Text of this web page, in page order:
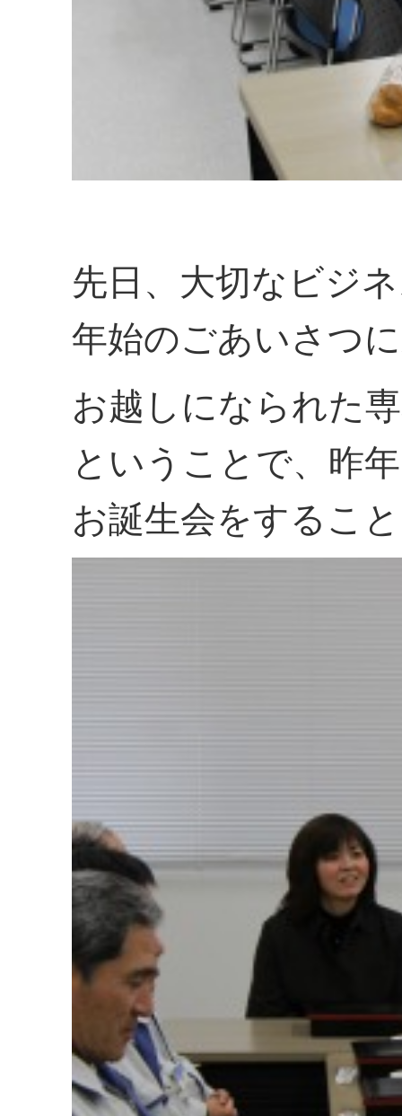
先日、大切なビジ
年始のごあいさつ
お越しになられた
ということで、昨
お誕生会をするこ